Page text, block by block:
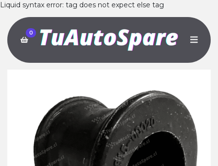
Liquid syntax error: tag does not expect else tag
0